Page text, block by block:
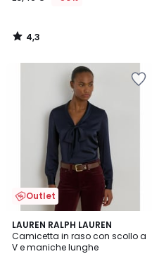
4,3
/
Outlet
LAUREN RALPH LAUREN
Camicetta in raso con scollo a
V e maniche lunghe